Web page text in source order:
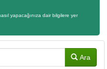
yapacağınıza dair bilgilere yer
Ara